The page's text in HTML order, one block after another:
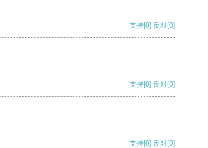
支持[0] 反对[0]
支持[0] 反对[0]
支持[0] 反对[0]